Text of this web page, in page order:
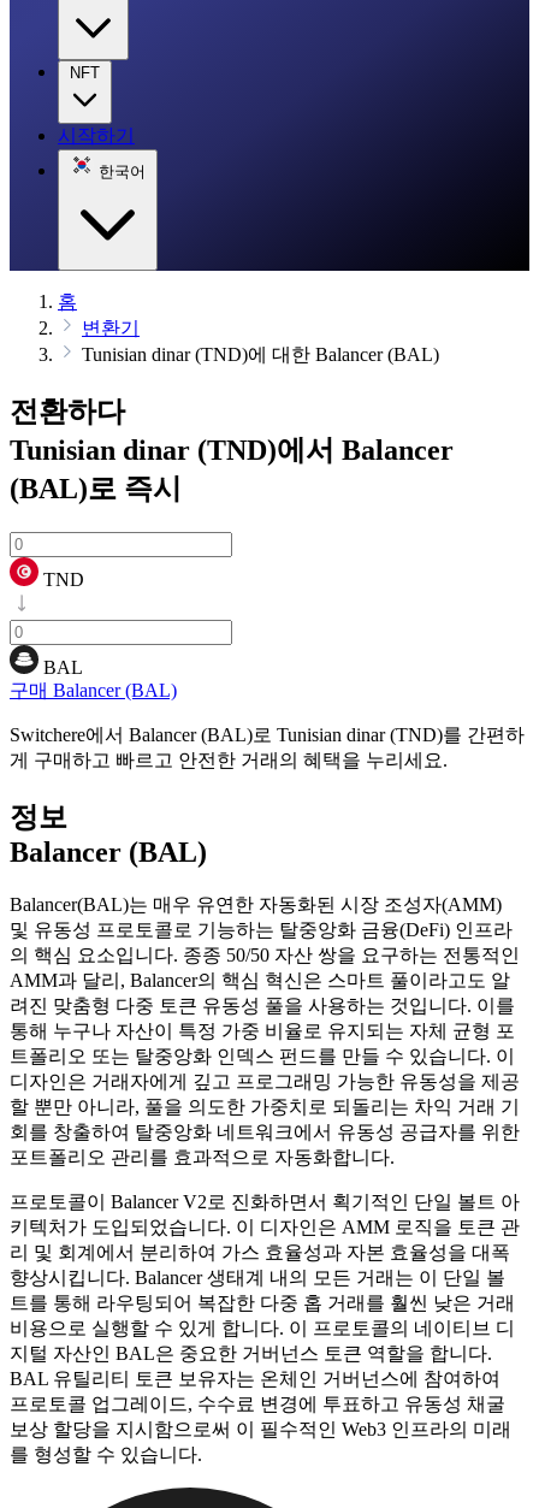
NFT
시작하기
한국어
홈
변환기
Tunisian dinar (TND)에 대한 Balancer (BAL)
전환하다
Tunisian dinar (TND)에서 Balancer
(BAL)로 즉시
TND
BAL
구매 Balancer (BAL)
Switchere에서 Balancer (BAL)로 Tunisian dinar (TND)를 간편하
게 구매하고 빠르고 안전한 거래의 혜택을 누리세요.
정보
Balancer (BAL)
Balancer(BAL)는 매우 유연한 자동화된 시장 조성자(AMM)
및 유동성 프로토콜로 기능하는 탈중앙화 금융(DeFi) 인프라
의 핵심 요소입니다. 종종 50/50 자산 쌍을 요구하는 전통적인
AMM과 달리, Balancer의 핵심 혁신은 스마트 풀이라고도 알
려진 맞춤형 다중 토큰 유동성 풀을 사용하는 것입니다. 이를
통해 누구나 자산이 특정 가중 비율로 유지되는 자체 균형 포
트폴리오 또는 탈중앙화 인덱스 펀드를 만들 수 있습니다. 이
디자인은 거래자에게 깊고 프로그래밍 가능한 유동성을 제공
할 뿐만 아니라, 풀을 의도한 가중치로 되돌리는 차익 거래 기
회를 창출하여 탈중앙화 네트워크에서 유동성 공급자를 위한
포트폴리오 관리를 효과적으로 자동화합니다.
프로토콜이 Balancer V2로 진화하면서 획기적인 단일 볼트 아
키텍처가 도입되었습니다. 이 디자인은 AMM 로직을 토큰 관
리 및 회계에서 분리하여 가스 효율성과 자본 효율성을 대폭
향상시킵니다. Balancer 생태계 내의 모든 거래는 이 단일 볼
트를 통해 라우팅되어 복잡한 다중 홉 거래를 훨씬 낮은 거래
비용으로 실행할 수 있게 합니다. 이 프로토콜의 네이티브 디
지털 자산인 BAL은 중요한 거버넌스 토큰 역할을 합니다.
BAL 유틸리티 토큰 보유자는 온체인 거버넌스에 참여하여
프로토콜 업그레이드, 수수료 변경에 투표하고 유동성 채굴
보상 할당을 지시함으로써 이 필수적인 Web3 인프라의 미래
를 형성할 수 있습니다.